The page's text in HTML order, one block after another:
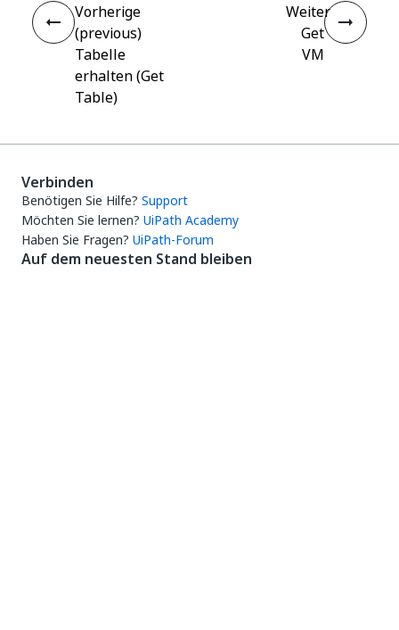
Vorherige
(previous)
Tabelle
erhalten (Get
Table)
Weiter
Get
VM
Verbinden
Benötigen Sie Hilfe? Support
Möchten Sie lernen? UiPath Academy
Haben Sie Fragen? UiPath-Forum
Auf dem neuesten Stand bleiben